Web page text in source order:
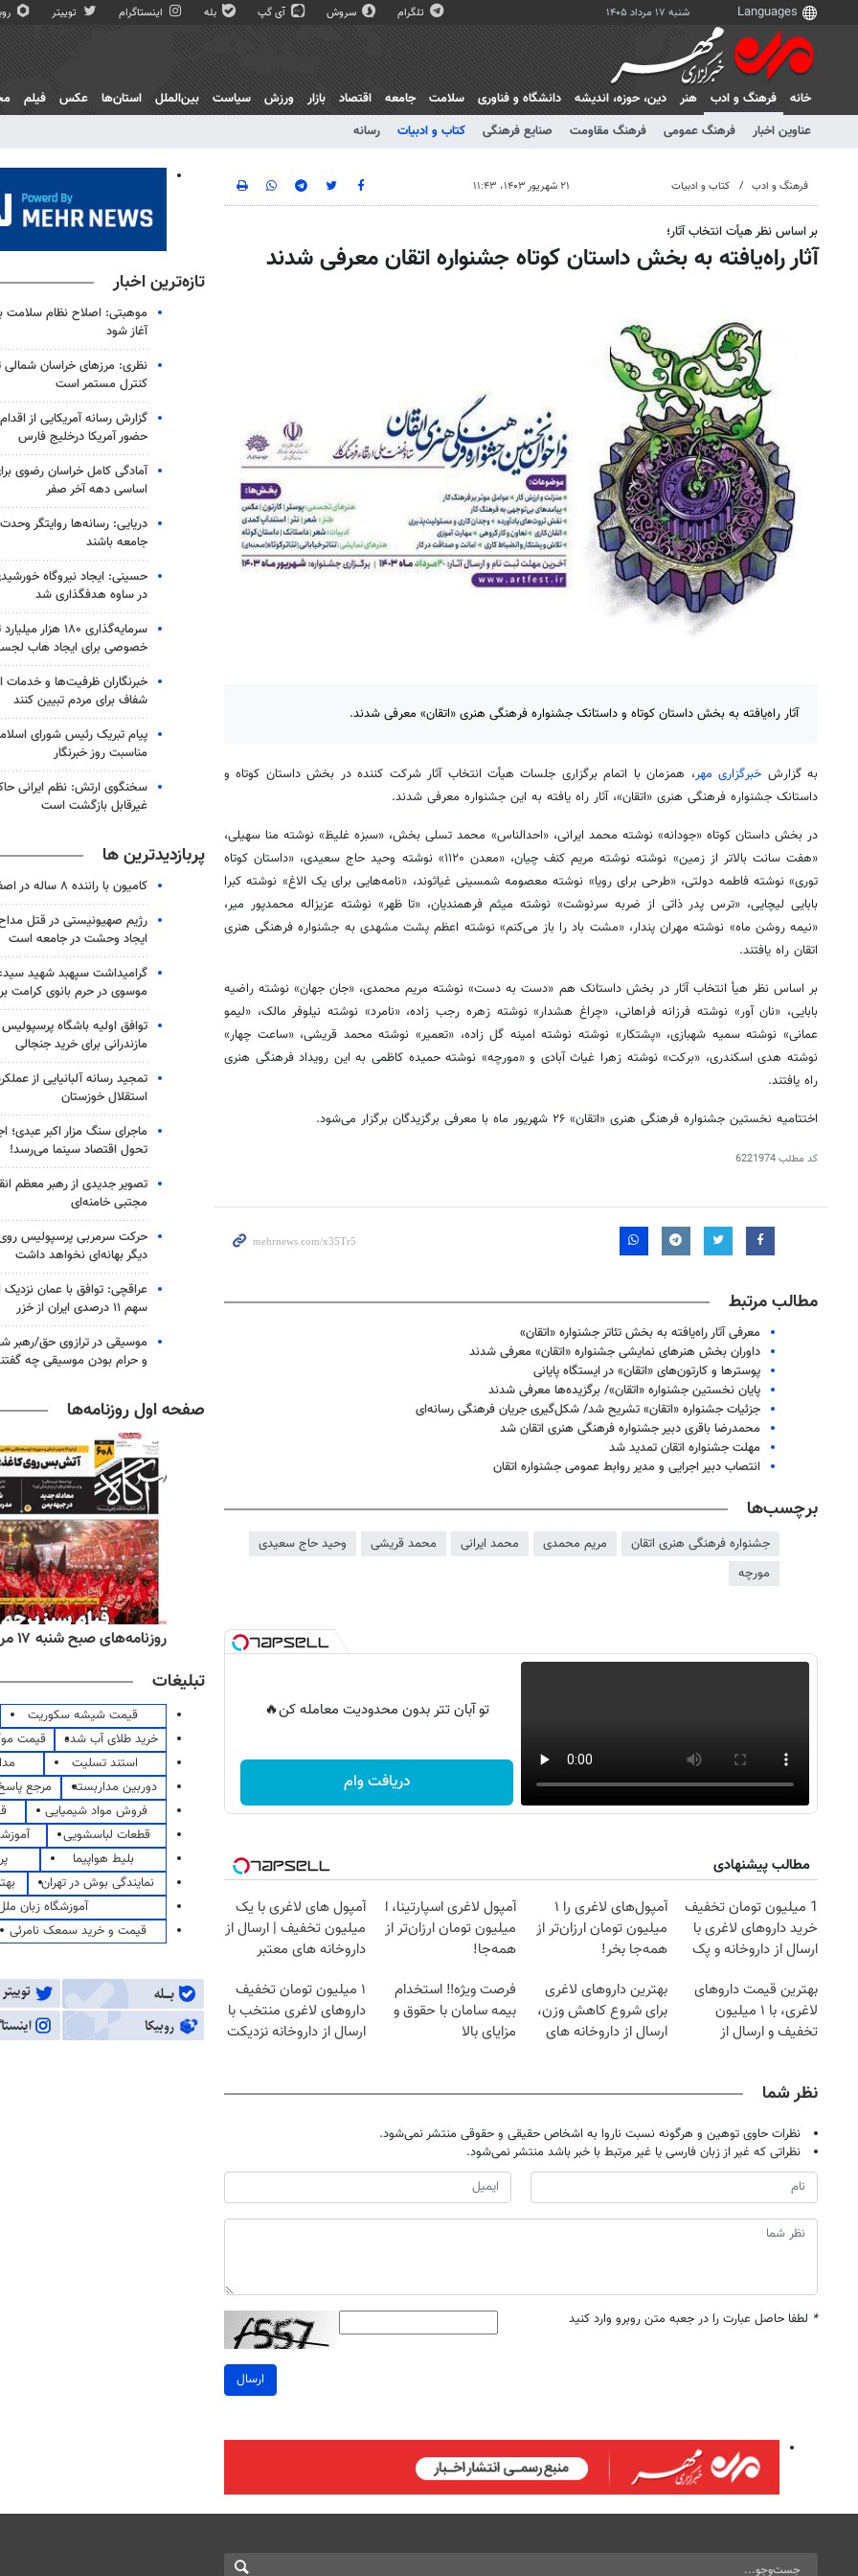
شنبه ۱۷ مرداد ۱۴۰۵ تلگرام سروش آی گپ بله اینستاگرام توییتر
خانه
فرهنگ و ادب
عناوین اخبار
فرهنگ عمومی فرهنگ مقاومت صنایع فرهنگی کتاب و ادبیات رسانه
هنر دين، حوزه، انديشه دانشگاه و فناوری سلامت جامعه اقتصاد بازار ورزش سیاست بین‌الملل استان‌ها عکس فیلم
فرهنگ و ادب کتاب و ادبیات ۲۱ شهریور ۱۴۰۳، ۱۱:۴۳
بر اساس نظر هیأت انتخاب آثار؛
آثار راه‌یافته به بخش داستان کوتاه جشنواره اتقان معرفی شدند
آثار راه‌یافته به بخش داستان کوتاه و داستانک جشنواره فرهنگی هنری «اتقان» معرفی شدند.
به گزارش خبرگزاری مهر، همزمان با اتمام برگزاری جلسات هیأت انتخاب آثار شرکت کننده در بخش داستان کوتاه و
داستانک جشنواره فرهنگی هنری «اتقان»، آثار راه یافته به این جشنواره معرفی شدند.
در بخش داستان کوتاه «جودانه» نوشته محمد ایرانی، «احدالناس» محمد تسلی بخش، «سبزه غلیظ» نوشته منا سهیلی،
«هفت سانت بالاتر از زمین» نوشته نوشته مریم کنف چیان، «معدن ۱۱۲۰» نوشته وحید حاج سعیدی، «داستان کوتاه
توری» نوشته فاطمه دولتی، «طرحی برای رویا» نوشته معصومه شمسینی غیاثوند، «نامه‌هایی برای یک الاغ» نوشته کبرا
بابایی لیچایی، «ترس پدر ذاتی از ضربه سرنوشت» نوشته میثم فرهمندیان، «تا ظهر» نوشته عزیزاله محمدپور میر،
«نیمه روشن ماه» نوشته مهران پندار، «مشت باد را باز می‌کنم» نوشته اعظم پشت مشهدی به جشنواره فرهنگی هنری
اتقان راه یافتند.
بر اساس نظر هیأ انتخاب آثار در بخش داستانک هم «دست به دست» نوشته مریم محمدی، «جان جهان» نوشته راضیه
بابایی، «نان آور» نوشته فرزانه فراهانی، «چراغ هشدار» نوشته زهره رجب زاده، «نامرد» نوشته نیلوفر مالک، «لیمو
عمانی» نوشته سمیه شهبازی، «پشتکار» نوشته نوشته امینه گل زاده، «تعمیر» نوشته محمد قریشی، «ساعت چهار»
نوشته هدی اسکندری، «برکت» نوشته زهرا غیاث آبادی و «مورچه» نوشته حمیده کاظمی به این رویداد فرهنگی هنری
راه یافتند.
اختتامیه نخستین جشنواره فرهنگی هنری «اتقان» ۲۶ شهریور ماه با معرفی برگزیدگان برگزار می‌شود.
کد مطلب6221974
مطالب مرتبط
معرفی آثار راه‌یافته به بخش تئاتر جشنواره «اتقان»
داوران بخش هنرهای نمایشی جشنواره «اتقان» معرفی شدند
پوسترها و کارتون‌های «اتقان» در ایستگاه پایانی
پایان نخستین جشنواره «اتقان»/ برگزیده‌ها معرفی شدند
جزئیات جشنواره «اتقان» تشریح شد/ شکل‌گیری جریان فرهنگی رسانه‌ای
محمدرضا باقری دبیر جشنواره فرهنگی هنری اتقان شد
مهلت جشنواره اتقان تمدید شد
انتصاب دبیر اجرایی و مدیر روابط عمومی جشنواره اتقان
برچسب‌ها
جشنواره فرهنگی هنری اتقان مریم محمدی محمد ایرانی محمد قریشی
وحید حاج سعیدی
مورچه
تو آبان تتر بدون محدودیت معامله کن🔥
دریافت وام
مطالب پیشنهادی
1 میلیون تومان تخفیف
خرید داروهای لاغری با
ارسال از داروخانه و پک
آمپول‌های لاغری را ۱
میلیون تومان ارزان‌تر از
همه‌جا بخر!
آمپول لاغری اسپارتینا، ا
میلیون تومان ارزان‌تر از
همه‌جا!
آمپول های لاغری با یک
میلیون تخفیف | ارسال از
داروخانه های معتبر
بهترین قیمت داروهای
لاغری، با ۱ میلیون
تخفیف و ارسال از
بهترین داروهای لاغری
برای شروع کاهش وزن،
ارسال از داروخانه های
فرصت ویژه‼️ استخدام
بیمه سامان با حقوق و
مزایای بالا
۱ میلیون تومان تخفیف
داروهای لاغری منتخب با
ارسال از داروخانه نزدیکت
نظر شما
نظرات حاوی توهین و هرگونه نسبت ناروا به اشخاص حقیقی و حقوقی منتشر نمی‌شود.
نظراتی که غیر از زبان فارسی یا غیر مرتبط با خبر باشد منتشر نمی‌شود.
* لطفا حاصل عبارت را در جعبه متن روبرو وارد کنید
ارسال
تازه‌ترین اخبار
موهبتی: اصلاح نظام سلامت
آغاز شود
نظری: مرزهای خراسان
کنترل مستمر است
گزارش رسانه آمریکایی از اقدام
حضور آمریکا درخلیج فارس
آمادگی کامل خراسان رضوی
اساسی دهه آخر صفر
دریایی: رسانه‌ها روایتگر
جامعه باشند
در ساوه هدفگذاری شد
سرمایه‌گذاری ۱۸۰
خصوصی برای ایجاد هاب
خبرنگاران ظرفیت‌ها و خدمات
شفاف برای مردم تبیین کنند
پیام تبریک رئیس شورای
مناسبت روز خبرنگار
سخنگوی ارتش: نظم ایرانی
غیرقابل بازگشت است
پربازدیدترین ها
کامیون با راننده ۸ ساله در اصفهان توقیف شد
رژیم صهیونیستی در قتل
ایجاد وحشت در جامعه است
گرامیداشت سپهبد شهید
موسوی در حرم بانوی کرامت
توافق اولیه باشگاه
مازندرانی برای خرید جنجالی
تمجید رسانه آلبانیایی از
استقلال خوزستان
ماجرای سنگ مزار اکبر عبدی؛
تحول اقتصاد سینما می‌رسد!
تصویر جدیدی از رهبر معظم
مجتبی خامنه‌ای
حرکت سرمربی پرسپولیس روی
دیگر بهانه‌ای نخواهد داشت
عراقچی: توافق با عمان
سهم ۱۱ درصدی ایران از خزر
موسیقی در ترازوی حق/رهبر
و حرام بودن موسیقی چه
صفحه اول روزنامه‌ها
روزنامه‌های ورزشی شنبه ۱۷ مرداد ۱۴۰۵ روزنامه‌های صبح شنبه ۱۷ مرداد ۱۴۰۵
تبلیغات
قیمت شیشه سکوریت
خرید طلای آب شده
قیمت
استند تسلیت
دوربین مداربسته
مرجع
فروش مواد شیمیایی
قطعات لباسشویی
بلیط هواپیما
نمایندگی بوش در تهران
آموزشگاه زبان
قیمت و خرید سمعک نامرئی